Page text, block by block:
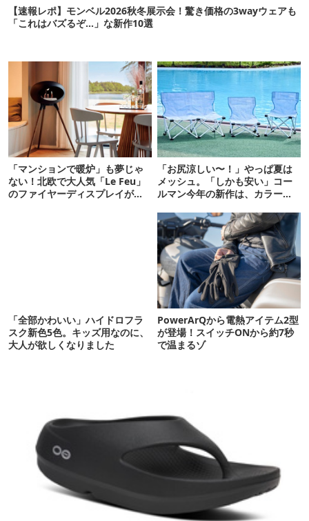
【速報レポ】モンベル2026秋冬展示会！驚き価格の3wayウェアも
「これはバズるぞ…」な新作10選
「マンションで暖炉」も夢じゃ
ない！北欧で大人気「Le Feu」
のファイヤーディスプレイが日
「お尻涼しい〜！」やっぱ夏は
メッシュ。「しかも安い」コー
ルマン今年の新作は、カラーも
「全部かわいい」ハイドロフラ
スク新色5色。キッズ用なのに、
大人が欲しくなりました
PowerArQから電熱アイテム2型
が登場！スイッチONから約7秒
で温まるゾ